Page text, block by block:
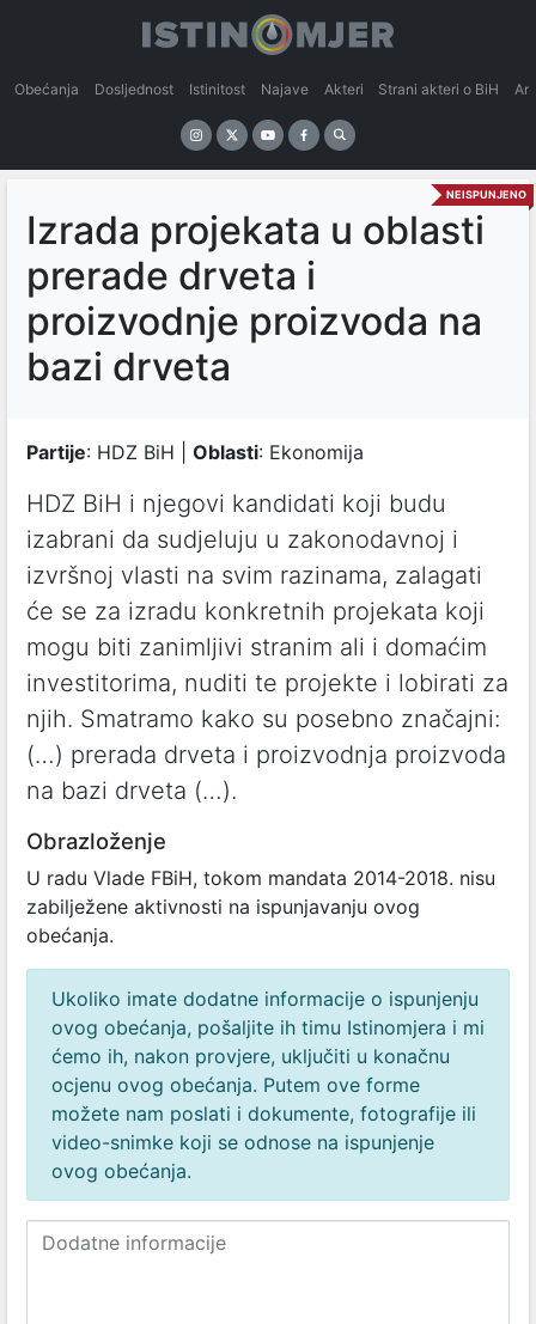
Obećanja Dosljednost Istinitost Najave Akteri Strani akteri o BiH
NEISPUNJENO
Izrada projekata u oblasti
prerade drveta i
proizvodnje proizvoda na
bazi drveta
Partije: HDZ BiH | Oblasti: Ekonomija
HDZ BiH i njegovi kandidati koji budu
izabrani da sudjeluju u zakonodavnoj i
izvršnoj vlasti na svim razinama, zalagati
će se za izradu konkretnih projekata koji
mogu biti zanimljivi stranim ali i domaćim
investitorima, nuditi te projekte i lobirati za
njih. Smatramo kako su posebno značajni:
(…) prerada drveta i proizvodnja proizvoda
na bazi drveta (…).
Obrazloženje
U radu Vlade FBiH, tokom mandata 2014-2018. nisu
zabilježene aktivnosti na ispunjavanju ovog
obećanja.
Ukoliko imate dodatne informacije o ispunjenju
ovog obećanja, pošaljite ih timu Istinomjera i mi
ćemo ih, nakon provjere, uključiti u konačnu
ocjenu ovog obećanja. Putem ove forme
možete nam poslati i dokumente, fotografije ili
video-snimke koji se odnose na ispunjenje
ovog obećanja.